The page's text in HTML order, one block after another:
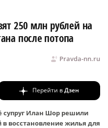
250 млн рублей на
после потопа
Pravda-nn.ru
Перейти вДзен
супруг Илан Шор решили
восстановление жилья для